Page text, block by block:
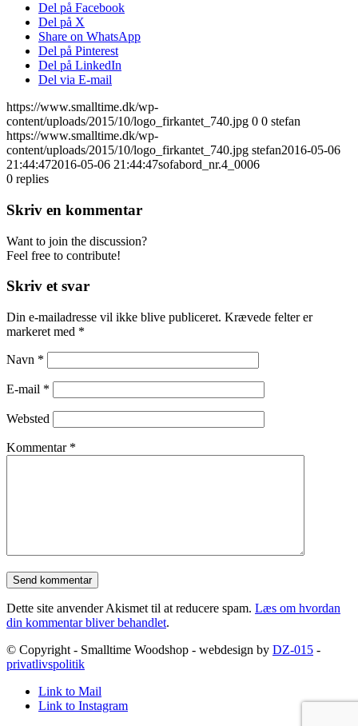
Del på Facebook
Del på X
Share on WhatsApp
Del på Pinterest
Del på LinkedIn
Del via E-mail
https://www.smalltime.dk/wp-
content/uploads/2015/10/logo_firkantet_740.jpg 0 0 stefan
https://www.smalltime.dk/wp-
content/uploads/2015/10/logo_firkantet_740.jpg stefan2016-05-06
21:44:472016-05-06 21:44:47sofabord_nr.4_0006
0 replies
Skriv en kommentar
Want to join the discussion?
Feel free to contribute!
Skriv et svar
Din e-mailadresse vil ikke blive publiceret. Krævede felter er
markeret med *
Navn *
E-mail *
Websted
Kommentar *
Dette site anvender Akismet til at reducere spam. Læs om hvordan
din kommentar bliver behandlet.
© Copyright - Smalltime Woodshop - webdesign by DZ-015 -
privatlivspolitik
Link to Mail
Link to Instagram